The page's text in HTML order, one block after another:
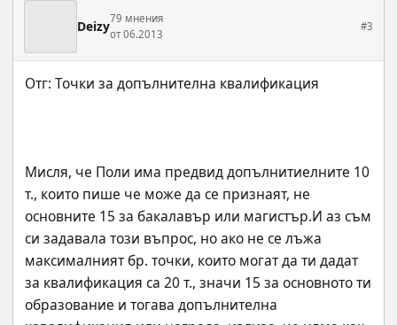
Deizy79 мнения
от 06.2013
#3
Мисля, че Поли има предвид допълнитиелните 10
т., които пише че може да се признаят, не
основните 15 за бакалавър или магистър.И аз съм
си задавала този въпрос, но ако не се лъжа
максималният бр. точки, които могат да ти дадат
за квалификация са 20 т., значи 15 за основното ти
образование и тогава допълнителна